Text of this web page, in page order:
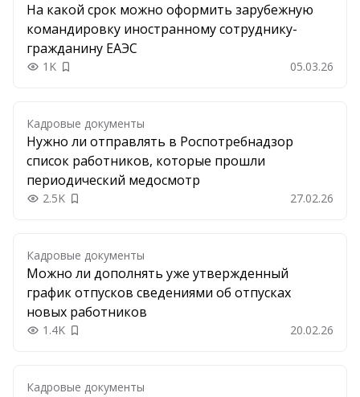
На какой срок можно оформить зарубежную
командировку иностранному сотруднику-
гражданину ЕАЭС
1K Добавить в закладки 05.03.26
Кадровые документы
Нужно ли отправлять в Роспотребнадзор
список работников, которые прошли
периодический медосмотр
2.5K Добавить в закладки 27.02.26
Кадровые документы
Можно ли дополнять уже утвержденный
график отпусков сведениями об отпусках
новых работников
1.4K Добавить в закладки 20.02.26
Кадровые документы